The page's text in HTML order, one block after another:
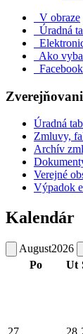
V obraze
Úradná
Ako
Facebook
Úradná
Zmluvy,
Archív
Verejné
Výpadok
Kalendár
August2026
Po
Ut